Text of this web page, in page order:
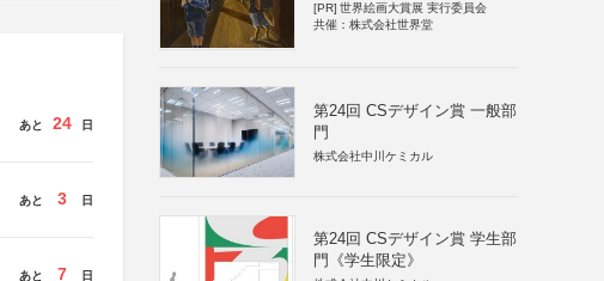
あと 24 日
あと 3 日
あと 7 日
[PR] 世界絵画大賞展 実行委員会
共催：株式会社世界堂
第24回 CSデザイン賞 一般部
門
株式会社中川ケミカル
第24回 CSデザイン賞 学生部
門《学生限定》